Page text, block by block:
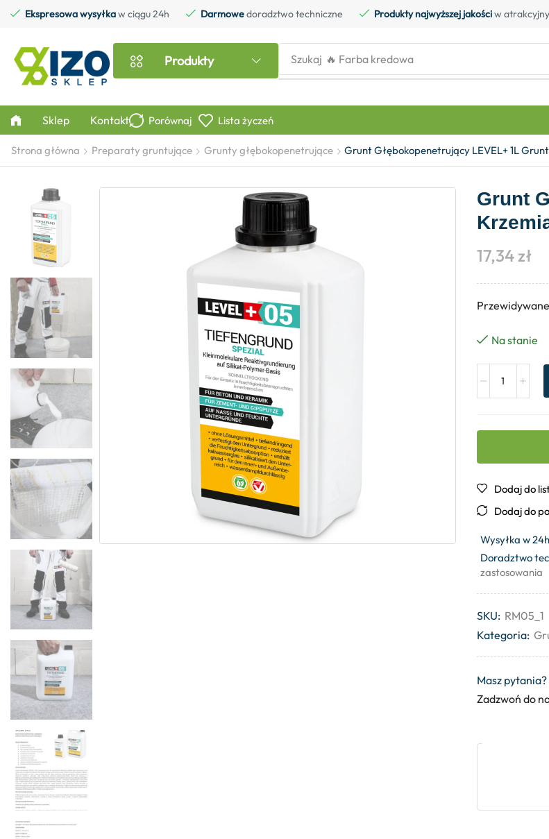
Ekspresowa wysyłkaw ciągu 24h Darmowedoradztwo techniczne Produkty najwyższej jakościw
Produkty Szukaj 🔥 Farba kredowa
Sklep Kontakt Porównaj Lista życzeń
Strona główna Preparaty gruntujące Grunty głębokopenetrujące Grunt Głębokopenetrujący LEVEL+ 1L
Grunt
17,34zł
Na stanie
Dodaj do
Dodaj do
Wysyłka w 24h
Doradztwo
zastosowania
SKU: RM05_1
Kategoria:
Masz pytania?
Zadzwoń do